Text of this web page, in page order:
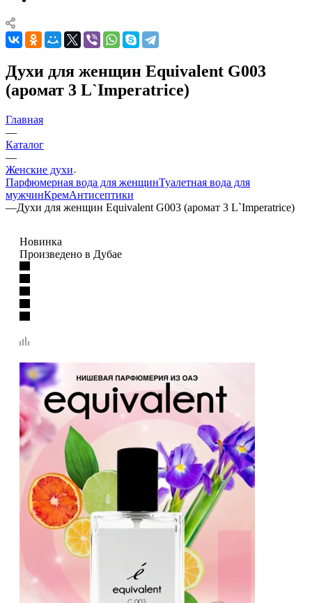
Духи для женщин Equivalent G003
(аромат 3 L`Imperatrice)
Главная
—
Каталог
—
Женские духи
Парфюмерная вода для женщинТуалетная вода для
мужчинКремАнтисептики
—Духи для женщин Equivalent G003 (аромат 3 L`Imperatrice)
Новинка
Произведено в Дубае